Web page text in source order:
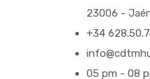
23006 -
+34
05 pm - 08